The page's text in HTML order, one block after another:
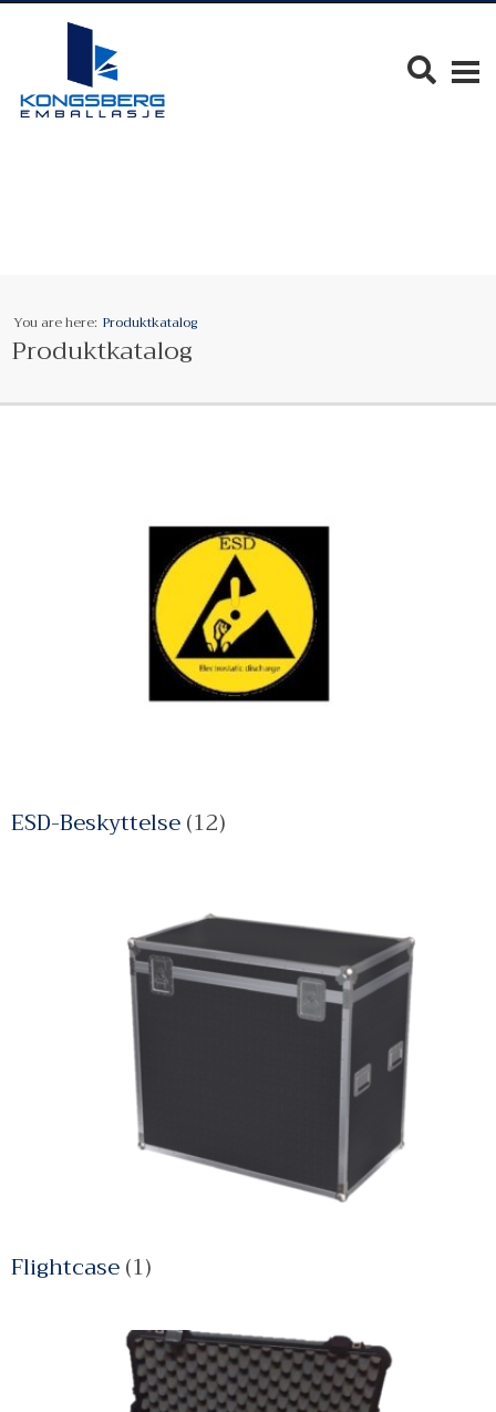
You are here: Produktkatalog
Produktkatalog
ESD-Beskyttelse(12)
Flightcase(1)